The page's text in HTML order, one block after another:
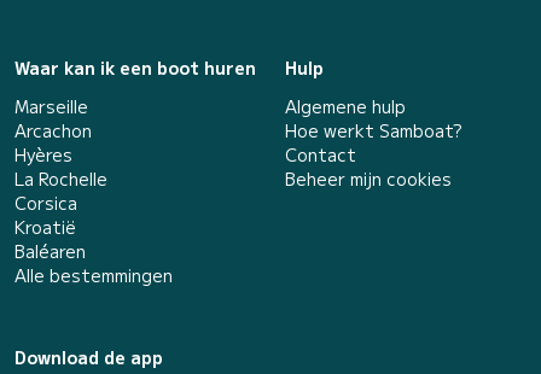
Waar kan ik een boot huren
Marseille
Arcachon
Hyères
La Rochelle
Corsica
Kroatië
Baléaren
Alle bestemmingen
Hulp
Algemene hulp
Hoe werkt Samboat?
Contact
Beheer mijn cookies
Download de app